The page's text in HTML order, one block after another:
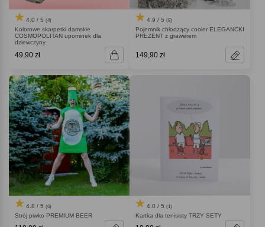
4.0 / 5 (4)
Kolorowe skarpetki damskie
COSMOPOLITAN upominek dla
dziewczyny
49,90 zł
4.9 / 5 (8)
Pojemnik chłodzący cooler ELEGANCKI
PREZENT z grawerem
149,90 zł
4.8 / 5 (6)
Strój piwko PREMIUM BEER
4.0 / 5 (1)
Kartka dla tenisisty TRZY SETY